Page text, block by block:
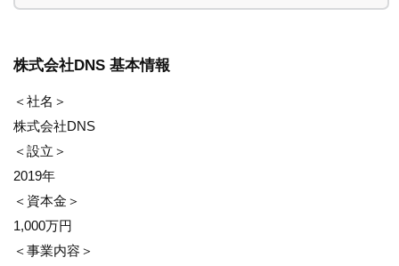
株式会社DNS 基本情報
＜社名＞
株式会社DNS
＜設立＞
2019年
＜資本金＞
1,000万円
＜事業内容＞